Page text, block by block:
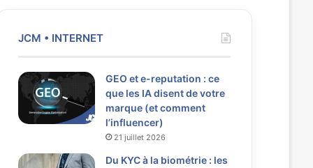
JCM • INTERNET
GEO et e-reputation : ce
que les IA disent de votre
marque (et comment
l’influencer)
21 juillet 2026
Du KYC à la biométrie : les